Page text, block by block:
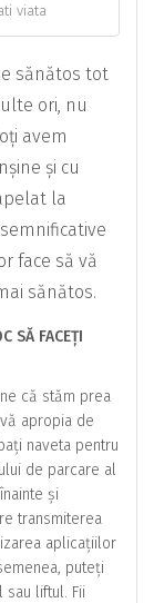
viata
sănătos tot
ori, nu
avem
și cu
la
face să vă
sănătos.
SĂ FACEȚI
că stăm prea
apropia de
naveta pentru
de parcare al
și
transmiterea
aplicațiilor
puteți
liftul. Fii